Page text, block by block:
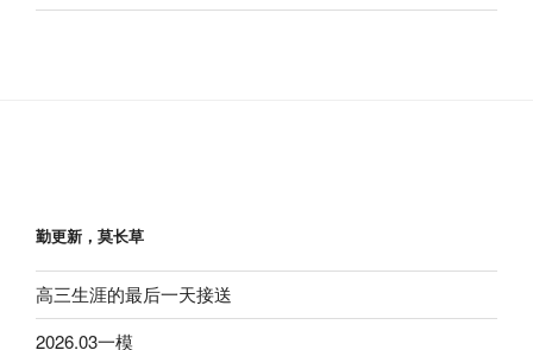
勤更新，莫长草
高三生涯的最后一天接送
2026.03一模